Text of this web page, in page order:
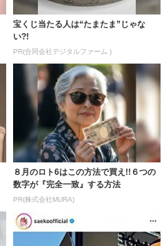
宝くじ当たる人は“たまたま”じゃな
い?!
PR(合同会社デジタルファーム )
８月のロト6はこの方法で買え!!６つの
数字が『完全一致』する方法
PR(株式会社MURA)